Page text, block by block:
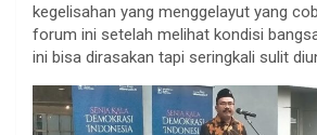
kegelisahan yang menggelayut yang
forum ini setelah melihat kondisi
ini bisa dirasakan tapi seringkali sulit